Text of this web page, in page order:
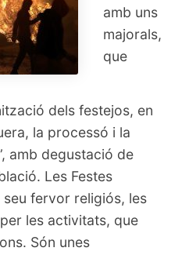
amb uns
majorals,
que
dels festejos, en
la processó i la
amb degustació de
Les Festes
fervor religiós, les
les activitats, que
Són unes